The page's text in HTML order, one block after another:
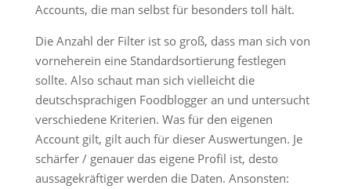
Accounts, die man selbst für besonders toll hält.
Die Anzahl der Filter ist so groß, dass man sich von
vorneherein eine Standardsortierung festlegen
sollte. Also schaut man sich vielleicht die
deutschsprachigen Foodblogger an und untersucht
verschiedene Kriterien. Was für den eigenen
Account gilt, gilt auch für dieser Auswertungen. Je
schärfer / genauer das eigene Profil ist, desto
aussagekräftiger werden die Daten. Ansonsten: